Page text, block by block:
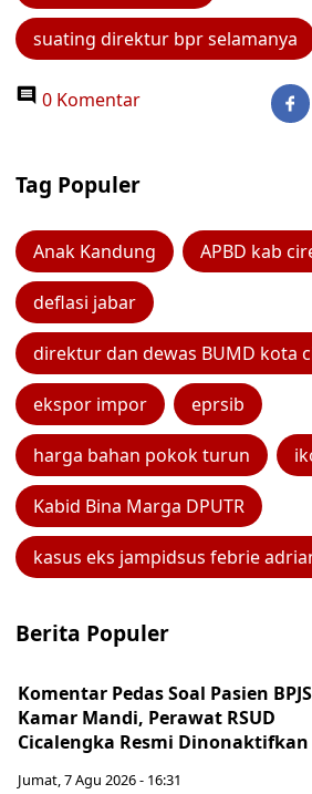
suating direktur bpr selamanya
0 Komentar
Tag Populer
Anak Kandung APBD kab
deflasi jabar
direktur dan dewas BUMD kota
ekspor impor eprsib
harga bahan pokok turun
Kabid Bina Marga DPUTR
kasus eks jampidsus febrie
Berita Populer
Komentar Pedas Soal Pasien
Kamar Mandi, Perawat RSUD
Cicalengka Resmi Dinonaktifkan
Jumat, 7 Agu 2026 - 16:31